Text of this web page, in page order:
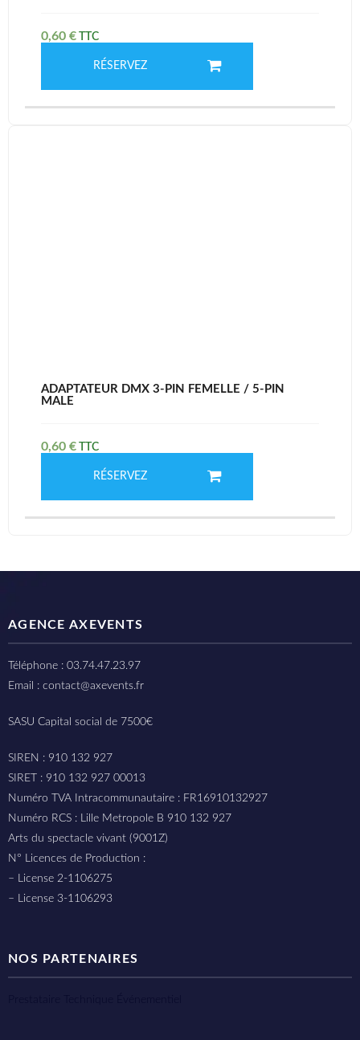
0,60 €
RÉSERVEZ
ADAPTATEUR DMX 3-PIN FEMELLE / 5-PIN
MALE
0,60 €
RÉSERVEZ
AGENCE AXEVENTS
Téléphone : 03.74.47.23.97
Email : contact@axevents.fr
SASU Capital social de 7500€
SIREN : 910 132 927
SIRET : 910 132 927 00013
Numéro TVA Intracommunautaire : FR16910132927
Numéro RCS : Lille Metropole B 910 132 927
Arts du spectacle vivant (9001Z)
N° Licences de Production :
– License 2-1106275
– License 3-1106293
NOS PARTENAIRES